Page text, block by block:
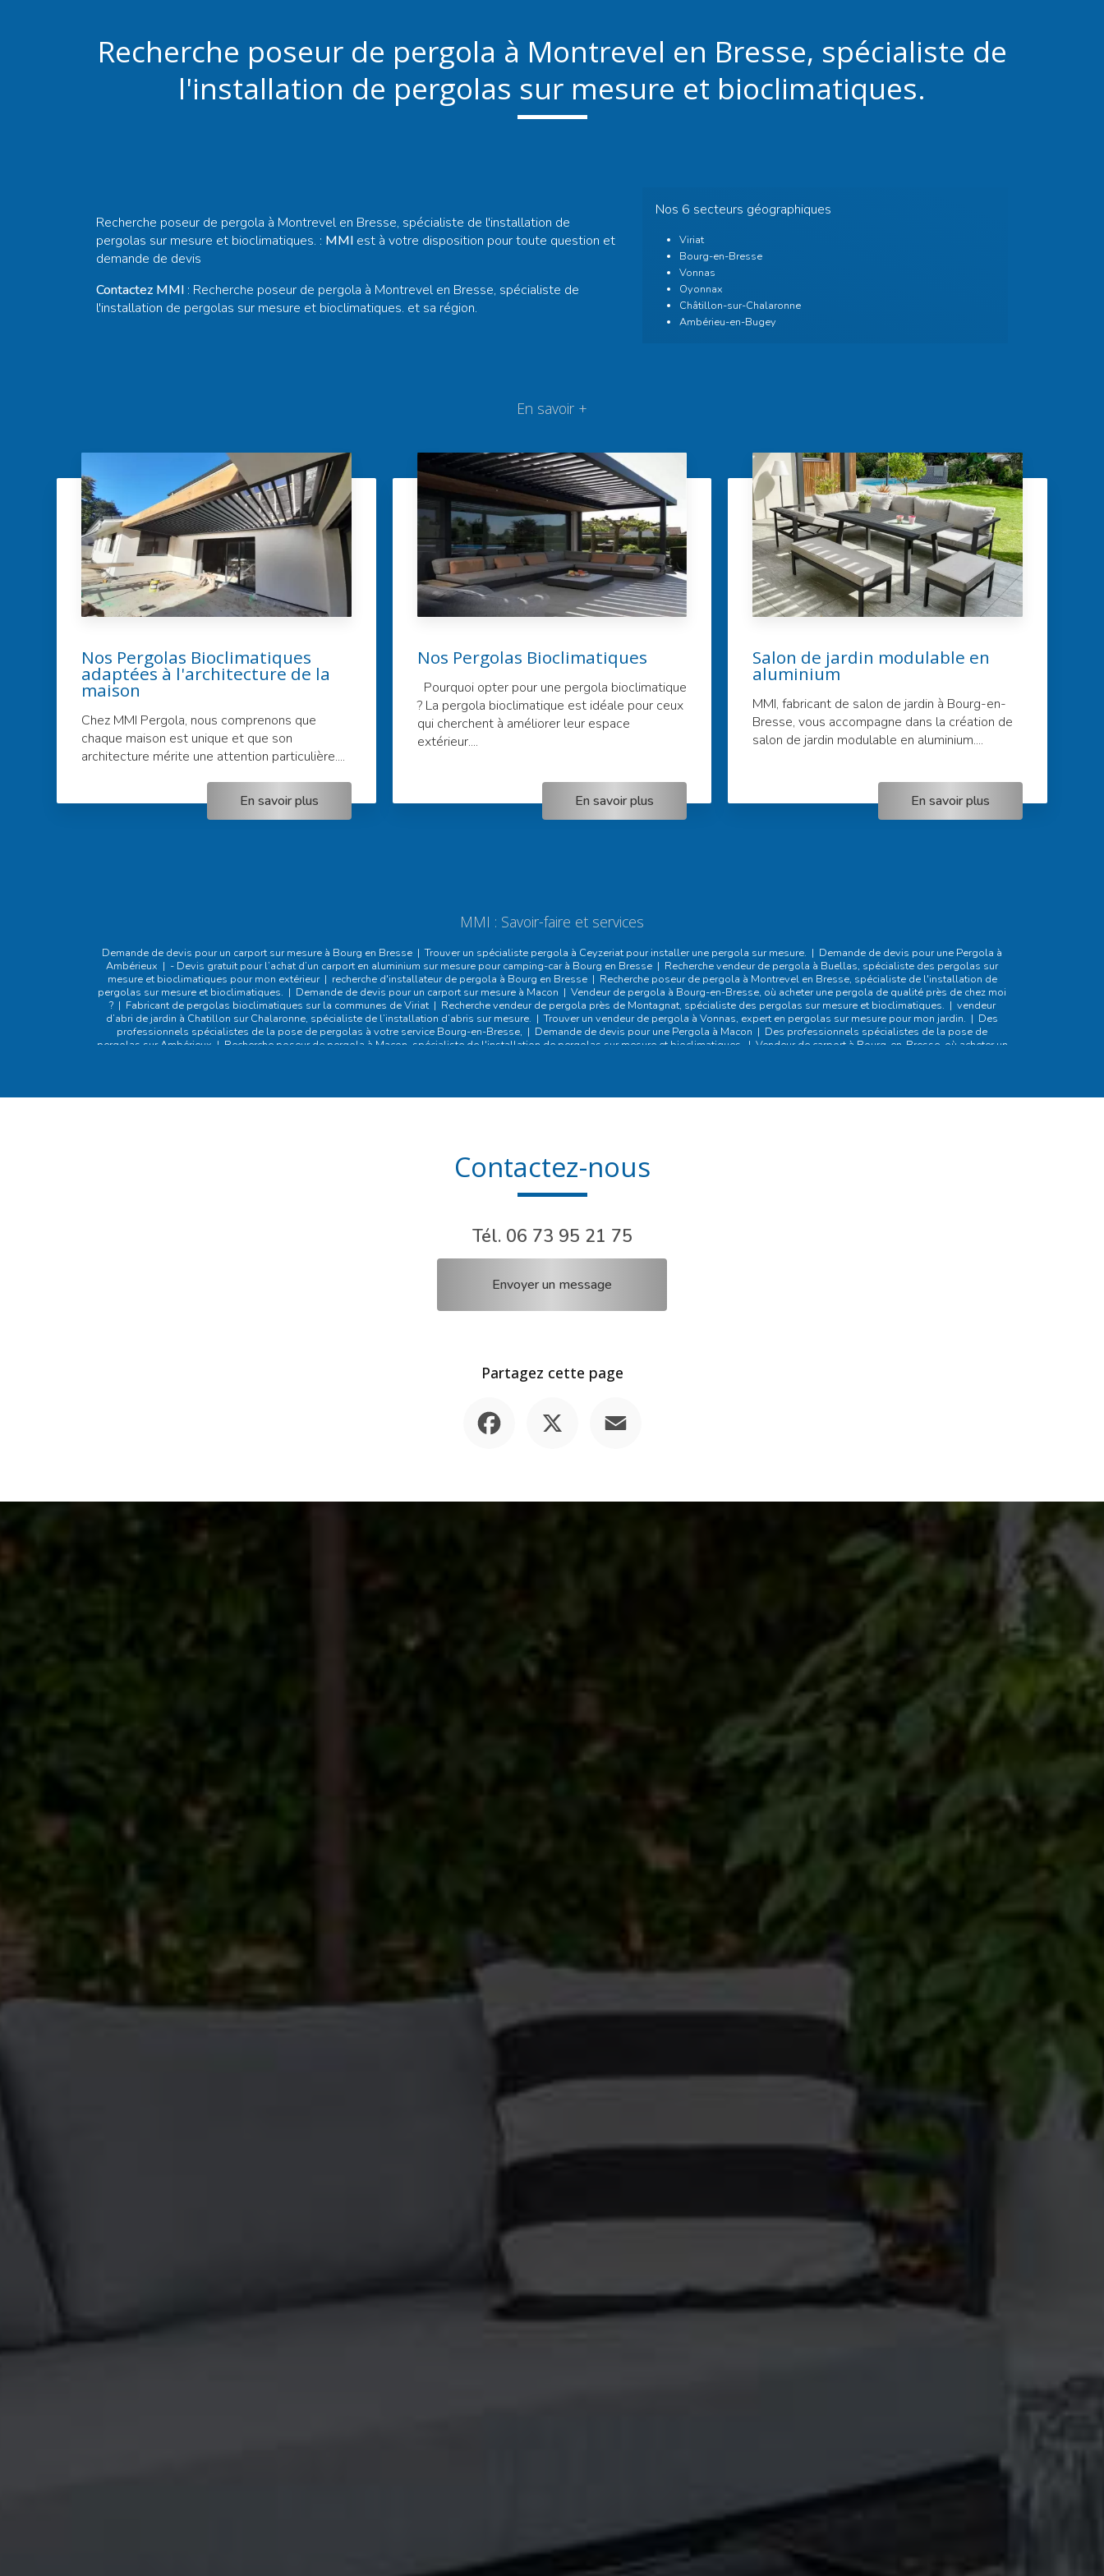
Recherche poseur de pergola à Montrevel en Bresse, spécialiste de
l'installation de pergolas sur mesure et bioclimatiques.
Recherche poseur de pergola à Montrevel en Bresse, spécialiste de l'installation de
pergolas sur mesure et bioclimatiques. : MMI est à votre disposition pour toute question et
demande de devis
Contactez MMI : Recherche poseur de pergola à Montrevel en Bresse, spécialiste de
l'installation de pergolas sur mesure et bioclimatiques. et sa région.
Nos 6 secteurs géographiques
Viriat
Bourg-en-Bresse
Vonnas
Oyonnax
Châtillon-sur-Chalaronne
Ambérieu-en-Bugey
En savoir +
Nos Pergolas Bioclimatiques
adaptées à l'architecture de la
maison
Chez MMI Pergola, nous comprenons que
chaque maison est unique et que son
architecture mérite une attention particulière....
En savoir plus
Nos Pergolas Bioclimatiques
Pourquoi opter pour une pergola bioclimatique
? La pergola bioclimatique est idéale pour ceux
qui cherchent à améliorer leur espace
extérieur....
En savoir plus
Salon de jardin modulable en
aluminium
MMI, fabricant de salon de jardin à Bourg-en-
Bresse, vous accompagne dans la création de
salon de jardin modulable en aluminium....
En savoir plus
MMI : Savoir-faire et services
Demande de devis pour un carport sur mesure à Bourg en Bresse |Trouver un spécialiste pergola à Ceyzeriat pour installer une pergola sur mesure. | Demande de devis pour une Pergola à
Ambérieux | - Devis gratuit pour l’achat d’un carport en aluminium sur mesure pour camping-car à Bourg en Bresse | Recherche vendeur de pergola à Buellas, spécialiste des pergolas sur
mesure et bioclimatiques pour mon extérieur| recherche d'installateur de pergola à Bourg en Bresse| Recherche poseur de pergola à Montrevel en Bresse, spécialiste de l'installation de
pergolas sur mesure et bioclimatiques. | Demande de devis pour un carport sur mesure à Macon | Vendeur de pergola à Bourg-en-Bresse, où acheter une pergola de qualité près de chez moi
?| Fabricant de pergolas bioclimatiques sur la communes de Viriat | Recherche vendeur de pergola près de Montagnat, spécialiste des pergolas sur mesure et bioclimatiques. | vendeur
d’abri de jardin à Chatillon sur Chalaronne, spécialiste de l’installation d’abris sur mesure. |Trouver un vendeur de pergola à Vonnas, expert en pergolas sur mesure pour mon jardin. | Des
professionnels spécialistes de la pose de pergolas à votre service Bourg-en-Bresse, | Demande de devis pour une Pergola à Macon | Des professionnels spécialistes de la pose de
pergolas sur Ambérieux | Recherche poseur de pergola à Macon, spécialiste de l'installation de pergolas sur mesure et bioclimatiques. | Vendeur de carport à Bourg-en-Bresse, où acheter un
Bresse|Fabrication et installation de carports, et store banne sur Ambérieu-en-Bugey
Contactez-nous
Tél. 06 73 95 21 75
Envoyer un message
Partagez cette page